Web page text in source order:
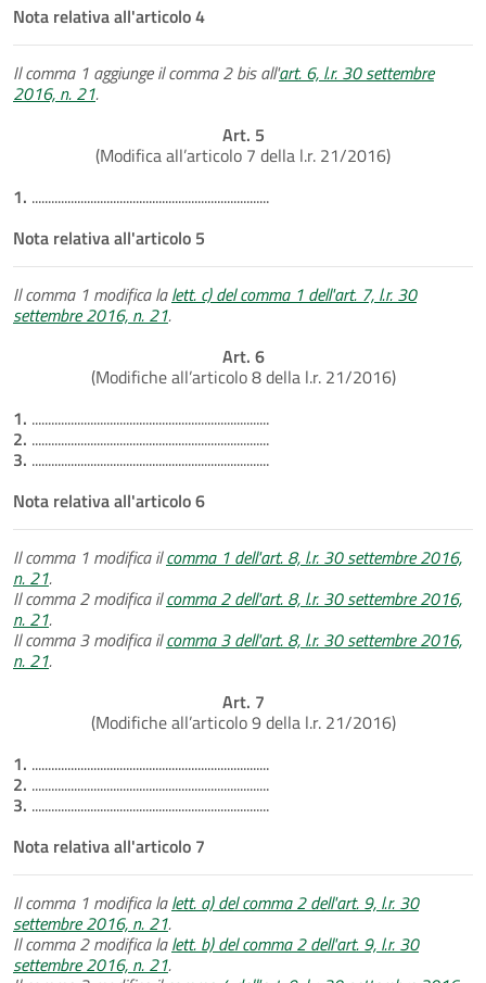
Nota relativa all'articolo 4
Il comma 1 aggiunge il comma 2 bis all'art. 6, l.r. 30 settembre
2016, n. 21.
Art. 5
(Modifica all’articolo 7 della l.r. 21/2016)
1. .........................................................................
Nota relativa all'articolo 5
Il comma 1 modifica lalett. c) del comma 1 dell'art. 7, l.r. 30
settembre 2016, n. 21.
Art. 6
(Modifiche all’articolo 8 della l.r. 21/2016)
1. .........................................................................
2. .........................................................................
3. .........................................................................
Nota relativa all'articolo 6
Il comma 1 modifica ilcomma 1 dell'art. 8, l.r. 30 settembre 2016,
n. 21.
Il comma 2 modifica ilcomma 2 dell'art. 8, l.r. 30 settembre 2016,
n. 21.
Il comma 3 modifica ilcomma 3 dell'art. 8, l.r. 30 settembre 2016,
n. 21.
Art. 7
(Modifiche all’articolo 9 della l.r. 21/2016)
1. .........................................................................
2. .........................................................................
3. .........................................................................
Nota relativa all'articolo 7
Il comma 1 modifica lalett. a) del comma 2 dell'art. 9, l.r. 30
settembre 2016, n. 21.
Il comma 2 modifica lalett. b) del comma 2 dell'art. 9, l.r. 30
settembre 2016, n. 21.